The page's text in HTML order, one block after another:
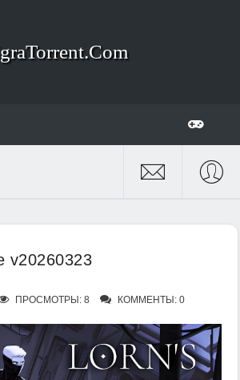
v20260323
ПРОСМОТРЫ: 8 КОММЕНТЫ: 0